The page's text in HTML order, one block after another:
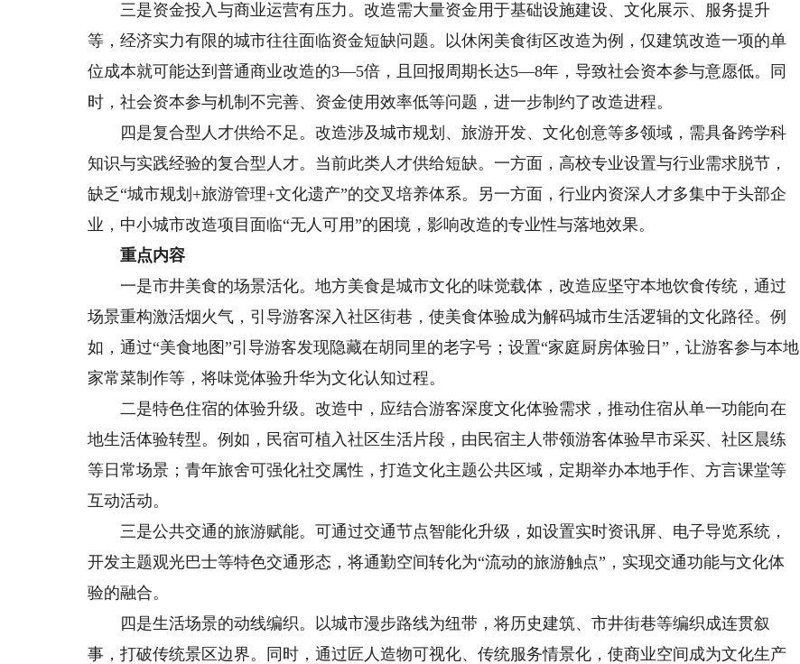
三是资金投入与商业运营有压力。改造需大量资金用于基础设施建设、文化展示、服务提升
等，经济实力有限的城市往往面临资金短缺问题。以休闲美食街区改造为例，仅建筑改造一项的单
位成本就可能达到普通商业改造的3—5倍，且回报周期长达5—8年，导致社会资本参与意愿低。同
时，社会资本参与机制不完善、资金使用效率低等问题，进一步制约了改造进程。
四是复合型人才供给不足。改造涉及城市规划、旅游开发、文化创意等多领域，需具备跨学科
知识与实践经验的复合型人才。当前此类人才供给短缺。一方面，高校专业设置与行业需求脱节，
缺乏“城市规划+旅游管理+文化遗产”的交叉培养体系。另一方面，行业内资深人才多集中于头部企
业，中小城市改造项目面临“无人可用”的困境，影响改造的专业性与落地效果。
重点内容
一是市井美食的场景活化。地方美食是城市文化的味觉载体，改造应坚守本地饮食传统，通过
场景重构激活烟火气，引导游客深入社区街巷，使美食体验成为解码城市生活逻辑的文化路径。例
如，通过“美食地图”引导游客发现隐藏在胡同里的老字号；设置“家庭厨房体验日”，让游客参与本地
家常菜制作等，将味觉体验升华为文化认知过程。
二是特色住宿的体验升级。改造中，应结合游客深度文化体验需求，推动住宿从单一功能向在
地生活体验转型。例如，民宿可植入社区生活片段，由民宿主人带领游客体验早市采买、社区晨练
等日常场景；青年旅舍可强化社交属性，打造文化主题公共区域，定期举办本地手作、方言课堂等
互动活动。
三是公共交通的旅游赋能。可通过交通节点智能化升级，如设置实时资讯屏、电子导览系统，
开发主题观光巴士等特色交通形态，将通勤空间转化为“流动的旅游触点”，实现交通功能与文化体
验的融合。
四是生活场景的动线编织。以城市漫步路线为纽带，将历史建筑、市井街巷等编织成连贯叙
事，打破传统景区边界。同时，通过匠人造物可视化、传统服务情景化，使商业空间成为文化生产